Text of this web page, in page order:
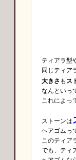
ティアラ型
同じティア
大きさ も ス
なんといっ
これによっ
ストーンは
ヘアゴムっ
このティア
でも、ティ